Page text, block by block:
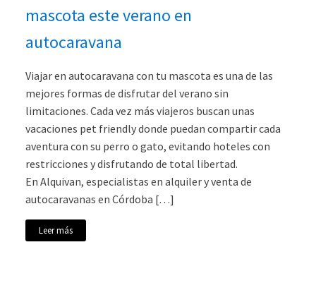
mascota este verano en
autocaravana
Viajar en autocaravana con tu mascota es una de las
mejores formas de disfrutar del verano sin
limitaciones. Cada vez más viajeros buscan unas
vacaciones pet friendly donde puedan compartir cada
aventura con su perro o gato, evitando hoteles con
restricciones y disfrutando de total libertad.
En Alquivan, especialistas en alquiler y venta de
autocaravanas en Córdoba […]
Leer más